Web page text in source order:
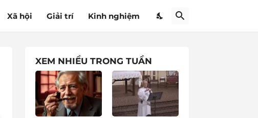
Xã hội Giải trí Kinh nghiệm
XEM NHIỀU TRONG TUẦN